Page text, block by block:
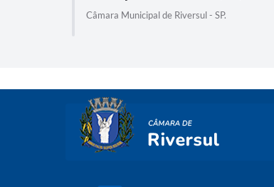
Câmara Municipal de Riversul - SP.